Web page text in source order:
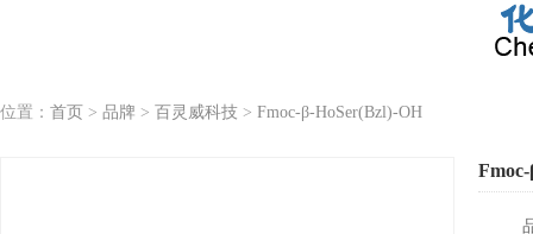
位置： 首页 > 品牌 > 百灵威科技 > Fmoc-β-HoSer(Bzl)-OH